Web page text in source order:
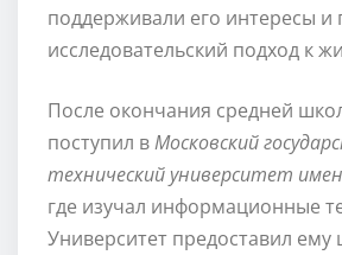
поддерживали его интересы и
исследовательский подход к
После окончания средней
поступил вМосковский
технический университет
где изучал информационные
Университет предоставил